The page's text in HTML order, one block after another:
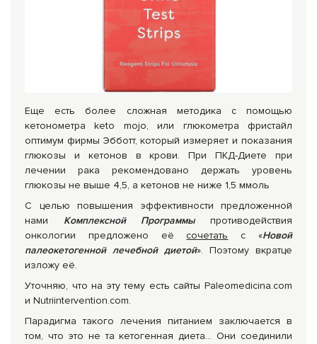
Еще есть более сложная методика с помощью
кетонометра keto mojo, или глюкометра фристайл
оптимум фирмы Эбботт, который измеряет и показания
глюкозы и кетонов в крови. При ПКД-Диете при
лечении рака рекомендовано держать уровень
глюкозы не выше 4,5, а кетонов не ниже 1,5 ммоль
С целью повышения эффективности предложенной
нами Комплексной Программыпротиводействия
онкологии предложено её сочетать с «Новой
палеокетогенной лечебной диетой». Поэтому вкратце
изложу её.
Уточняю, что на эту тему есть сайты Paleomedicina.com
и Nutriintervention.com.
Парадигма такого лечения питанием заключается в
том, что это не та кетогенная диета... Они соединили